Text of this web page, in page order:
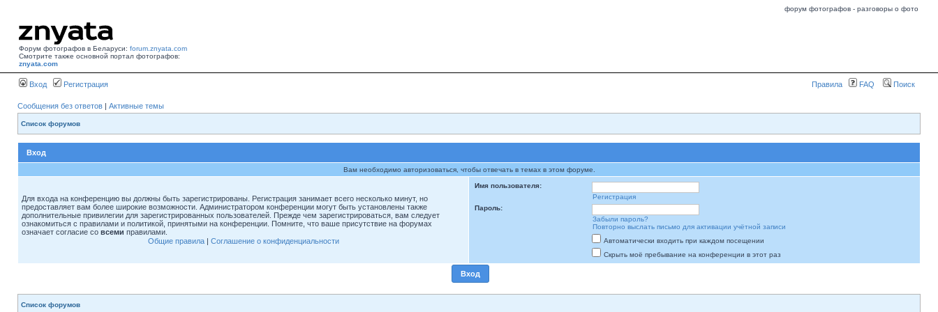
форум фотографов - разговоры о фото
Форум фотографов в Беларуси: forum.znyata.com
Смотрите также основной портал фотографов:
znyata.com
Вход Регистрация Правила FAQ Поиск
Сообщения без ответов | Активные темы
Список форумов
Вход
Вам необходимо авторизоваться, чтобы отвечать в темах в этом форуме.
Для входа на конференцию вы должны быть зарегистрированы. Регистрация занимает всего несколько минут, но
предоставляет вам более широкие возможности. Администратором конференции могут быть установлены также
дополнительные привилегии для зарегистрированных пользователей. Прежде чем зарегистрироваться, вам следует
ознакомиться с правилами и политикой, принятыми на конференции. Помните, что ваше присутствие на форумах
означает согласие со всеми правилами.
Общие правила| Соглашение о конфиденциальности
Имя пользователя:
Регистрация
Пароль:
Забыли пароль?
Повторно выслать письмо для активации учётной записи
Автоматически входить при каждом посещении
Скрыть моё пребывание на конференции в этот раз
Список форумов